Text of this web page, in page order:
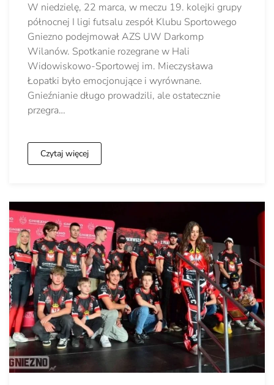
W niedzielę, 22 marca, w meczu 19. kolejki grupy
północnej I ligi futsalu zespół Klubu Sportowego
Gniezno podejmował AZS UW Darkomp
Wilanów. Spotkanie rozegrane w Hali
Widowiskowo-Sportowej im. Mieczysława
Łopatki było emocjonujące i wyrównane.
Gnieźnianie długo prowadzili, ale ostatecznie
przegra…
Czytaj więcej